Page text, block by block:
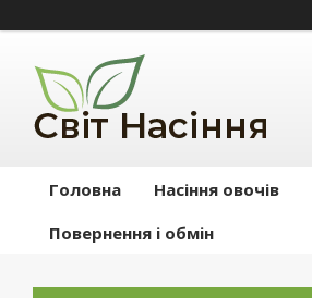
Головна Насіння овочів
Повернення і обмін